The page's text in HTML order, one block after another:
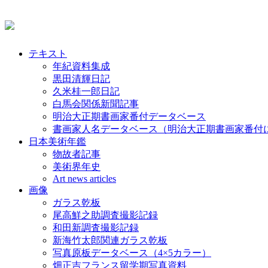
テキスト
年紀資料集成
黒田清輝日記
久米桂一郎日記
白馬会関係新聞記事
明治大正期書画家番付データベース
書画家人名データベース（明治大正期書画家番付
日本美術年鑑
物故者記事
美術界年史
Art news articles
画像
ガラス乾板
尾高鮮之助調査撮影記録
和田新調査撮影記録
新海竹太郎関連ガラス乾板
写真原板データベース（4×5カラー）
畑正吉フランス留学期写真資料